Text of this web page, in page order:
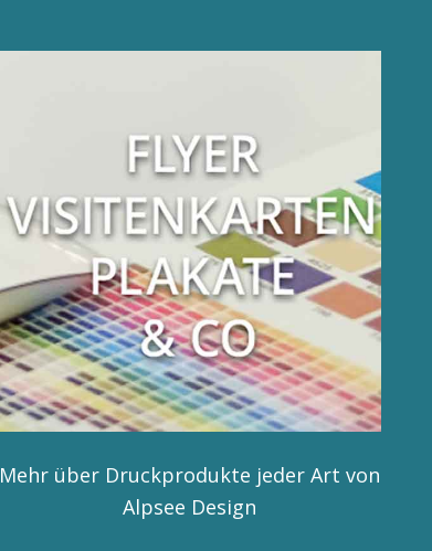
Mehr über Druckprodukte jeder Art von
Alpsee Design